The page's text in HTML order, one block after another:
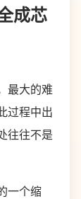
成芯
最大的难
过程中出
往往不是
一个缩